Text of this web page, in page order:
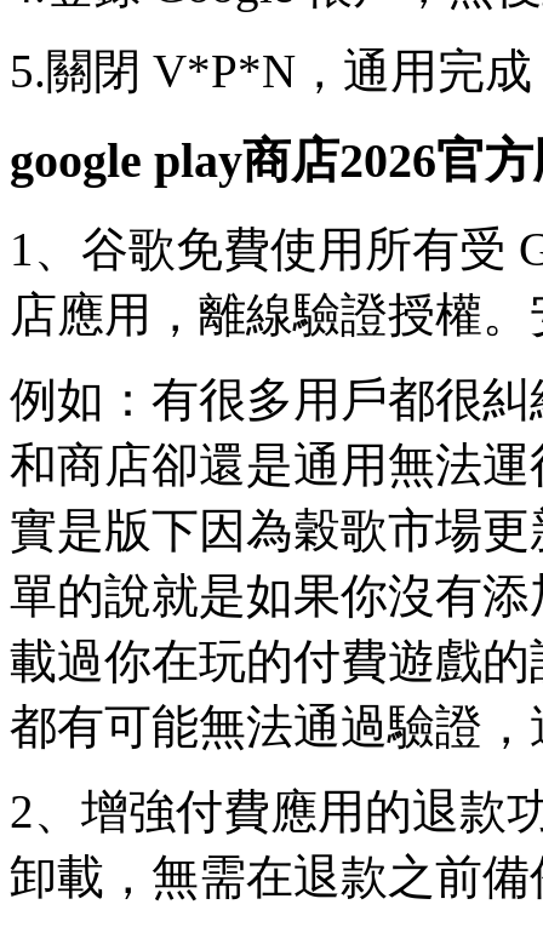
5.關閉 V*P*N，通用完
google play商店2026官
1、谷歌免費使用所有受
店應用，離線驗證授權。
例如：有很多用戶都很
和商店卻還是通用無法
實是版下因為穀歌市場
單的說就是如果你沒有
載過你在玩的付費遊戲
都有可能無法通過驗證
2、增強付費應用的退款
卸載，無需在退款之前